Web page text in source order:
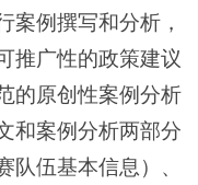
案例撰写和分析，
推广性的政策建议
的原创性案例分析
和案例分析两部分
队伍基本信息）、